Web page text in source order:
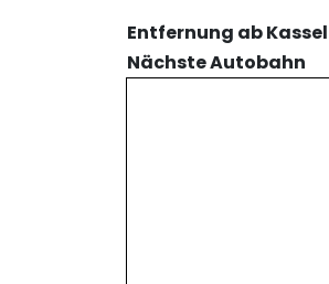
Entfernung ab Kassel
Nächste Autobahn